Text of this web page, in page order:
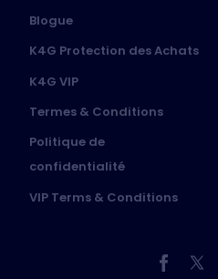
Blogue
K4G Protection des Achats
K4G VIP
Termes & Conditions
Politique de
confidentialité
VIP Terms & Conditions